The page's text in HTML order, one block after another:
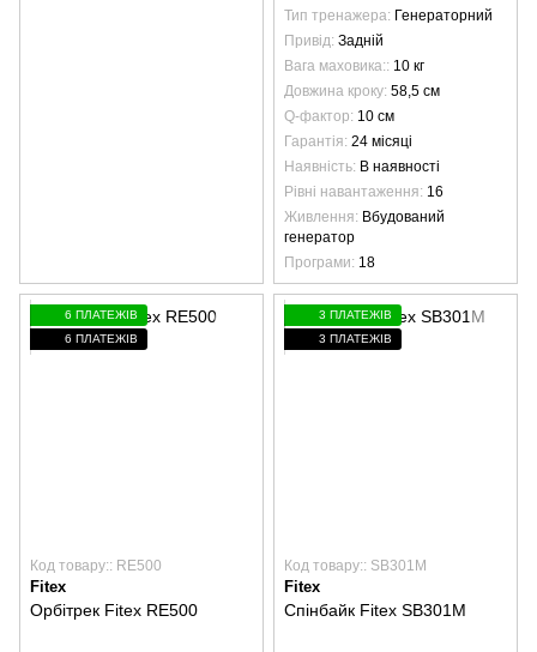
Тип тренажера Генераторний
Привід Задній
Вага маховика: 10 кг
Довжина кроку 58,5 см
Q-фактор 10 см
Гарантія 24 місяці
Наявність В наявності
Рівні навантаження 16
Живлення
Вбудований
генератор
Програми 18
6 ПЛАТЕЖІВ
6 ПЛАТЕЖІВ
Код товару:: RE500
Fitex
Орбітрек Fitex RE500
3 ПЛАТЕЖІВ
3 ПЛАТЕЖІВ
Код товару:: SB301M
Fitex
Спінбайк Fitex SB301M